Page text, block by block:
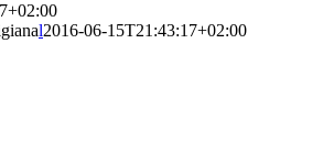
l2016-06-15T21:43:17+02:00